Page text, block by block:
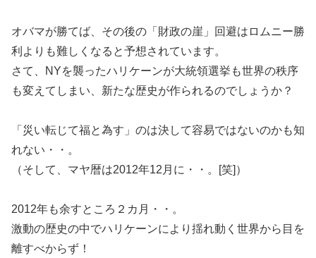
オバマが勝てば、その後の「財政の崖」回避はロムニー勝
利よりも難しくなると予想されています。
さて、NYを襲ったハリケーンが大統領選挙も世界の秩序
も変えてしまい、新たな歴史が作られるのでしょうか？
「災い転じて福と為す」のは決して容易ではないのかも知
れない・・。
（そして、マヤ暦は2012年12月に・・。[笑]）
2012年も余すところ２カ月・・。
激動の歴史の中でハリケーンにより揺れ動く世界から目を
離すべからず！